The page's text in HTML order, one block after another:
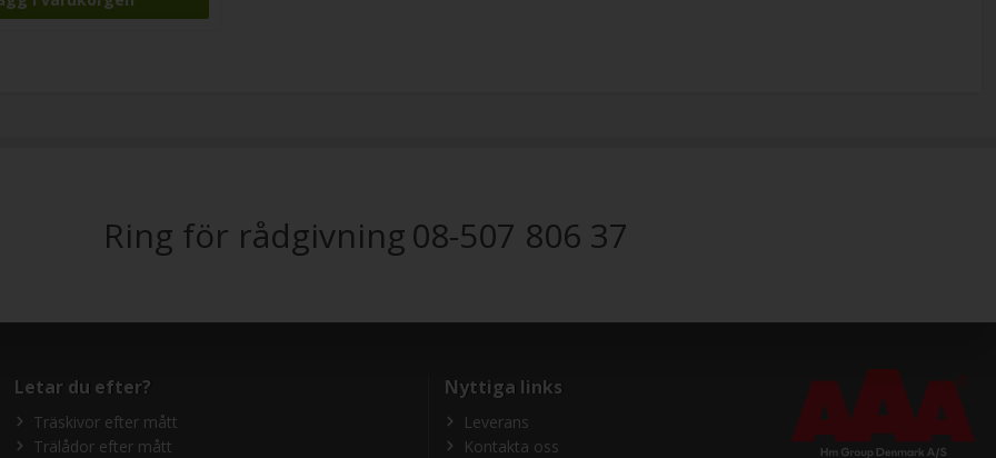
Ring för rådgivning08-507 806 37
Letar du efter?
Träskivor efter mått
Trälådor efter mått
Nyttiga links
Leverans
Kontakta oss